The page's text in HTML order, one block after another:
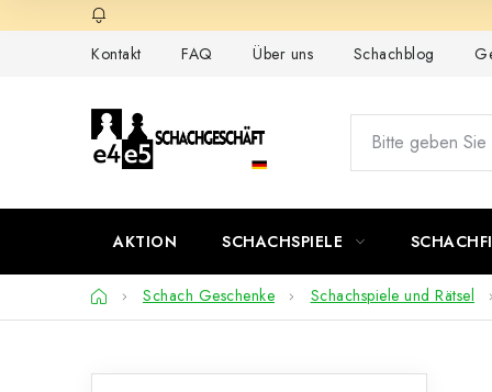
Inhalt
Kontakt
FAQ Über uns Schachblog
AKTION SCHACHSPIELE
StartseiteSchach Geschenke Schachspiele und Rätsel